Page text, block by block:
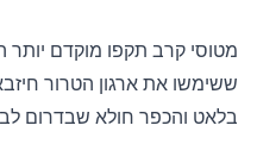
מטוסי קרב תקפו מוקדם
ששימשו את ארגון הטרור
בלאט והכפר חולא שבדרום